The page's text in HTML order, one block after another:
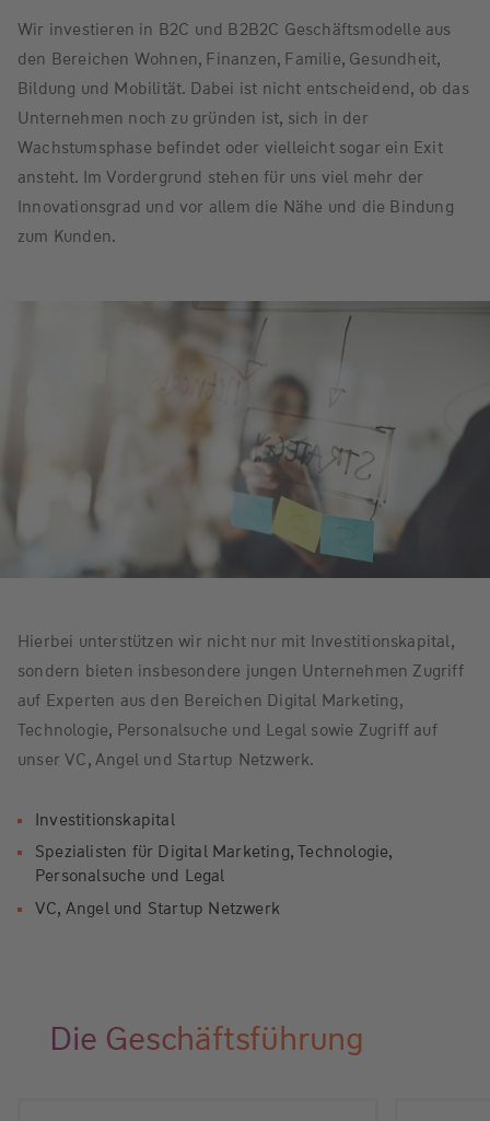
Wir investieren in B2C und B2B2C Geschäftsmodelle aus
den Bereichen Wohnen, Finanzen, Familie, Gesundheit,
Bildung und Mobilität. Dabei ist nicht entscheidend, ob das
Unternehmen noch zu gründen ist, sich in der
Wachstumsphase befindet oder vielleicht sogar ein Exit
ansteht. Im Vordergrund stehen für uns viel mehr der
Innovationsgrad und vor allem die Nähe und die Bindung
zum Kunden.
Hierbei unterstützen wir nicht nur mit Investitionskapital,
sondern bieten insbesondere jungen Unternehmen Zugriff
auf Experten aus den Bereichen Digital Marketing,
Technologie, Personalsuche und Legal sowie Zugriff auf
unser VC, Angel und Startup Netzwerk.
Investitionskapital
Spezialisten für Digital Marketing, Technologie,
Personalsuche und Legal
VC, Angel und Startup Netzwerk
Die Geschäftsführung